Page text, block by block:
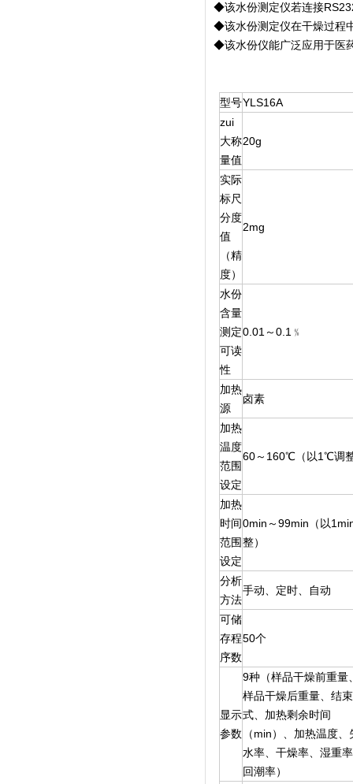
◆该水份测定仪若连接
◆该水份测定仪在干燥过程
◆该水份仪能广泛应用于医
型号YLS16A
zui
大称
量值
20g
实际
标尺
分度
值
（精
度）
2mg
水份
含量
测定
可读
性
0.01～0.1﹪
加热
源
卤素
加热
温度
范围
设定
60～160℃（以1℃调
加热
时间
范围
设定
0min～99min（以
整）
分析
方法
手动、定时、自动
可储
存程
序数
50个
显示
参数
9种（样品干燥前重量
样品干燥后重量、结
式、加热剩余时间
（min）、加热温度、
水率、干燥率、湿重
回潮率）